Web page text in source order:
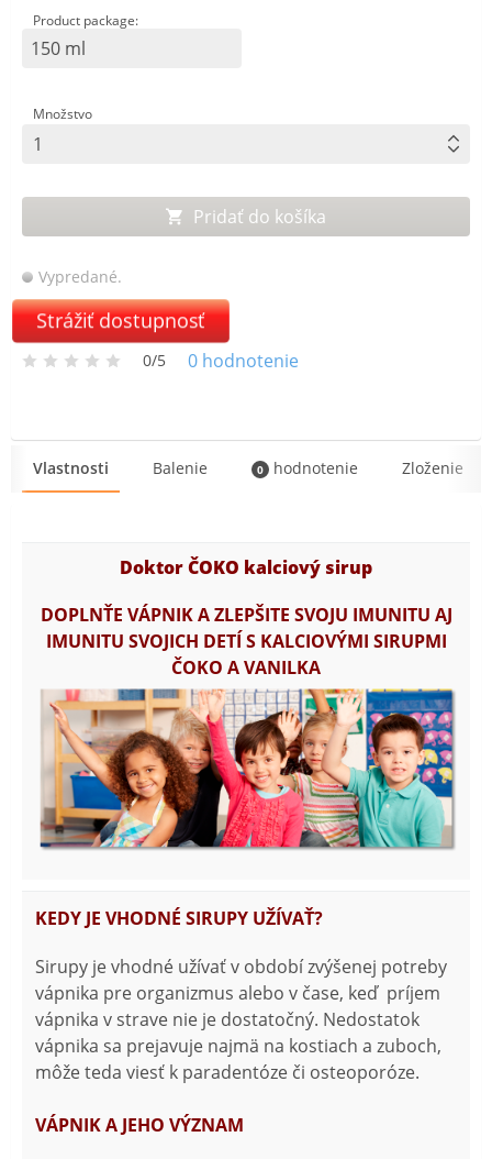
Product package:
150 ml
Množstvo
Pridať do košíka
Vypredané.
Strážiť dostupnosť
0/5 0 hodnotenie
Vlastnosti Balenie 0 hodnotenie Zloženie
Doktor ČOKO kalciový sirup
DOPLNŤE VÁPNIK A ZLEPŠITE SVOJU IMUNITU AJ
IMUNITU SVOJICH DETÍ S KALCIOVÝMI SIRUPMI
ČOKO A VANILKA
KEDY JE VHODNÉ SIRUPY UŽÍVAŤ?
Sirupy je vhodné užívať v období zvýšenej potreby
vápnika pre organizmus alebo v čase, keď príjem
vápnika v strave nie je dostatočný. Nedostatok
vápnika sa prejavuje najmä na kostiach a zuboch,
môže teda viesť k paradentóze či osteoporóze.
VÁPNIK A JEHO VÝZNAM